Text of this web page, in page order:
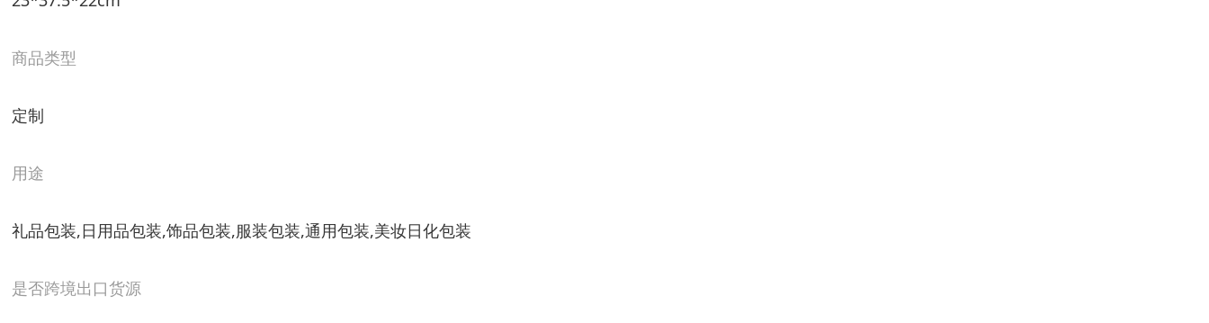
商品类型
定制
用途
礼品包装,日用品包装,饰品包装,服装包装,通用包装,美妆日化包装
是否跨境出口货源